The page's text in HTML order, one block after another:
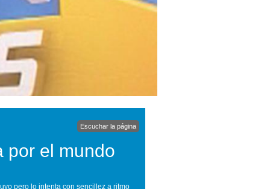
Escuchar la página
por el mundo
pero lo intenta con sencillez a ritmo